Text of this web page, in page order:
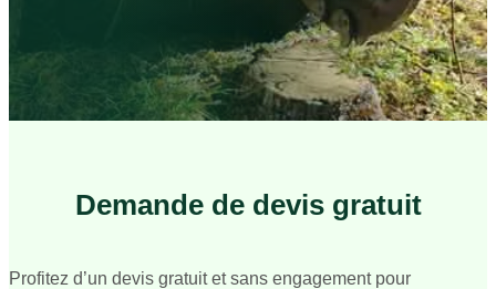
Demande de devis gratuit
Profitez d’un devis gratuit et sans engagement pour